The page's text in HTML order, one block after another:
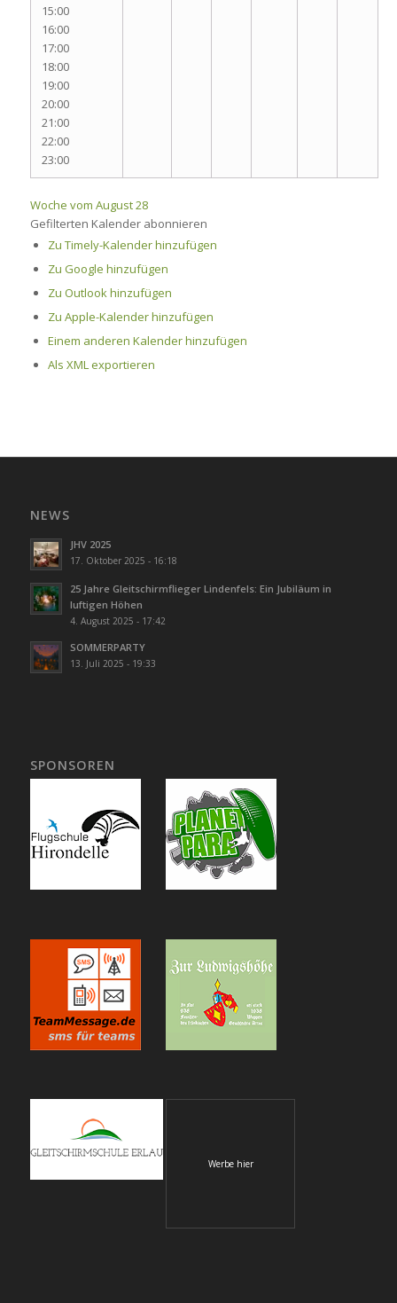
15:00
16:00
17:00
18:00
19:00
20:00
21:00
22:00
23:00
Woche vom August 28
Gefilterten Kalender abonnieren
Zu Timely-Kalender hinzufügen
Zu Google hinzufügen
Zu Outlook hinzufügen
Zu Apple-Kalender hinzufügen
Einem anderen Kalender hinzufügen
Als XML exportieren
NEWS
JHV 2025
17. Oktober 2025 - 16:18
25 Jahre Gleitschirmflieger Lindenfels: Ein Jubiläum in
luftigen Höhen
4. August 2025 - 17:42
SOMMERPARTY
13. Juli 2025 - 19:33
SPONSOREN
Werbe hier